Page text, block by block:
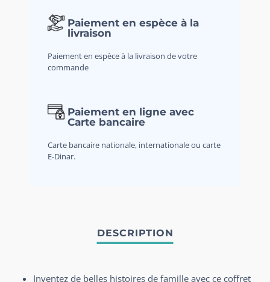
Paiement en espèce à la
livraison
Paiement en espèce à la livraison de votre
commande
Paiement en ligne avec
Carte bancaire
Carte bancaire nationale, internationale ou carte
E-Dinar.
Inventez de belles histoires de famille avec ce coffret